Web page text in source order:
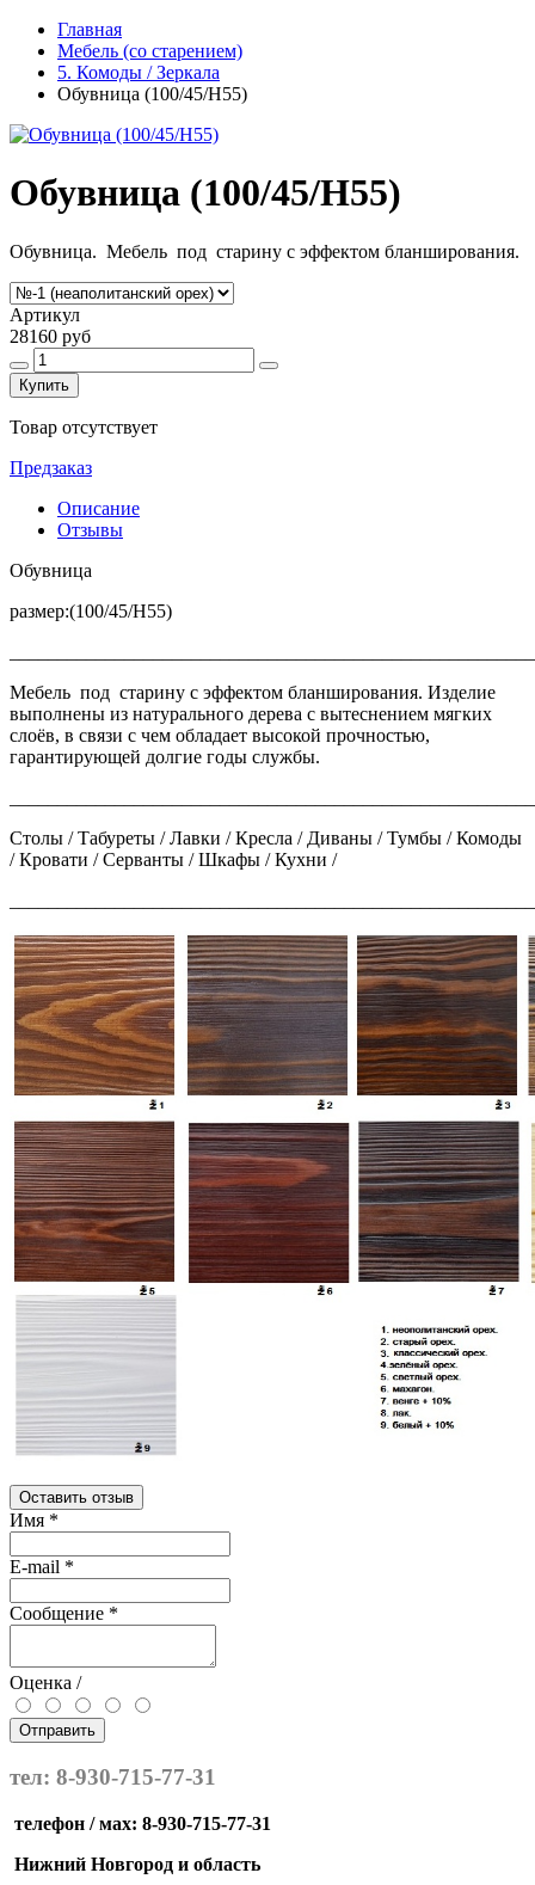
Главная
Мебель (со старением)
5. Комоды / Зеркала
Обувница (100/45/Н55)
Обувница (100/45/Н55)
Обувница. Мебель под старину с эффектом бланширования.
Артикул
28160 руб
Купить
Товар отсутствует
Предзаказ
Описание
Отзывы
Обувница
размер:(100/45/Н55)
Мебель под старину с эффектом бланширования. Изделие
выполнены из натурального дерева с вытеснением мягких
слоёв, в связи с чем обладает высокой прочностью,
гарантирующей долгие годы службы.
Столы / Табуреты / Лавки / Кресла / Диваны / Тумбы / Комоды
/ Кровати / Серванты / Шкафы / Кухни /
Оставить отзыв
Имя *
E-mail *
Сообщение *
Оценка /
Отправить
тел: 8-930-715-77-31
телефон / мах: 8-930-715-77-31
Нижний Новгород и область